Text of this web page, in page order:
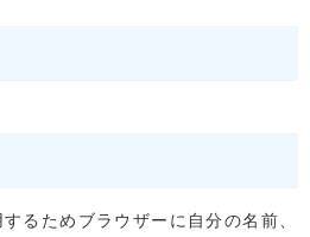
るためブラウザーに自分の名前、